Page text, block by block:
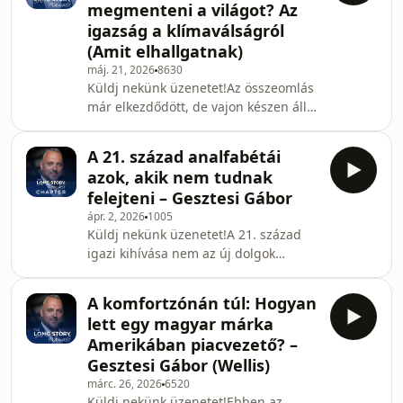
ha kocsiba ülsz, mert eszedbe jut a
saját „karbonlábnyomod”. A
szupermarketben percekig állsz a
polc előtt, hogy a
környezettudatosabb csomagolást
válaszd, miközben azon szorongsz,
vajon e
megmenteni a világot? Az
igazság a klímaválságról
(Amit elhallgatnak)
máj. 21, 20268630
Küldj nekünk üzenetet!Az összeomlás
már elkezdődött, de vajon készen állsz
bízunk: a szelektív hulladékgyűjtés, az
elektromos autók és a vászontáskák
majd megmentik a bolygót. De mi van
akkor, ha ez az egész csak egy
hatalmas zöldre festett illúzió? Ebben
az epizódban a Deep Adaptation
(Mély Alkalmazkodás) és a polikrízis
kőkemény valóságába
A 21. század analfabétái
azok, akik nem tudnak
felejteni – Gesztesi Gábor
ápr. 2, 2026 1005
Küldj nekünk üzenetet!A 21. század
igazi kihívása nem az új dolgok
Gesztesi Gáborral, a Wellis
nemzetközi marketingigazgatójával
ásunk a dolgok mélyére. Gábor 7
sikeres év után távozott a Diegotól,
majd egy kőkemény munkaerőpiaci
A komfortzónán túl: Hogyan
lett egy magyar márka
Amerikában piacvezető? –
Gesztesi Gábor (Wellis)
márc. 26, 20266520